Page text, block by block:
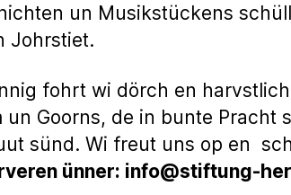
un Musikstückens
Johrstiet.
fohrt wi dörch en
un Goorns, de in bunte Pracht
sünd. Wi freut uns op en
ünner: info@stiftung-